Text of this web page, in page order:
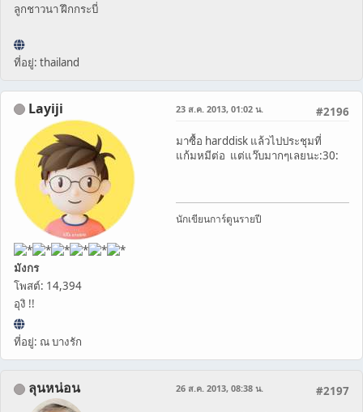
ลูกชาวนา ฝึกกระบี่
ที่อยู่: thailand
Layiji
มังกร
โพสต์: 14,394
อุงิ !!
ที่อยู่: ณ บางรัก
#2196
23 ส.ค. 2013, 01:02 น.
มาซื้อ harddisk แล้วไปประชุมที่
แก้มหมีต่อ แต่แว๊บมากๆเลยนะ:30:
นักเขียนการ์ตูนรายปี
ลุนหน่อน #2197
26 ส.ค. 2013, 08:38 น.